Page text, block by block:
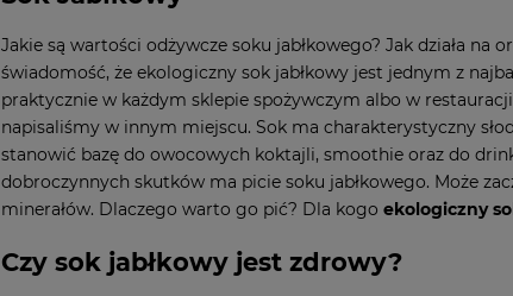
Jakie są wartości odżywcze soku jabłkowego? Jak działa
świadomość, że ekologiczny sok jabłkowy jest jednym z
praktycznie w każdym sklepie spożywczym albo w
napisaliśmy w innym miejscu. Sok ma charakterystyczny
stanowić bazę do owocowych koktajli, smoothie oraz do
dobroczynnych skutków ma picie soku jabłkowego. Może
minerałów. Dlaczego warto go pić? Dla kogo ekologiczny
Czy sok jabłkowy jest zdrowy?